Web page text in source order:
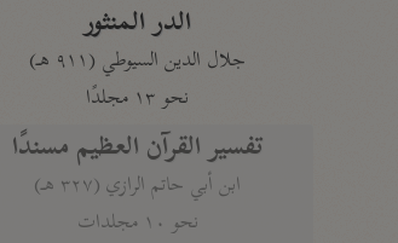
الدر المنثور
جلال الدين السيوطي (٩١١ هـ)
نحو ١٣ مجلدًا
تفسير القرآن العظيم مسندًا
ابن أبي حاتم الرازي (٣٢٧ هـ)
نحو ١٠ مجلدات